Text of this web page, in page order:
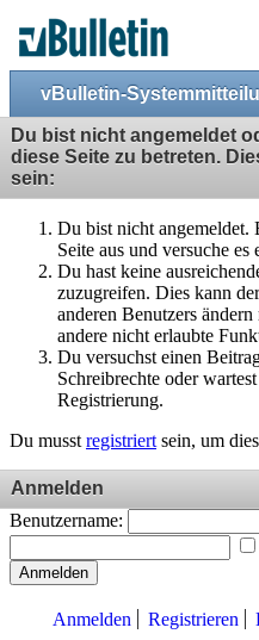
vBulletin-
Du bist nicht angemeldet
diese Seite zu betreten.
sein:
Du bist nicht angemeldet.
Seite aus und versuche es
Du hast keine
zuzugreifen. Dies kann
anderen Benutzers
andere nicht erlaubte
Du versuchst einen
Schreibrechte oder
Registrierung.
Du musst registriert sein, um
Anmelden
Benutzername:
Anmelden
Anmelden Registrieren